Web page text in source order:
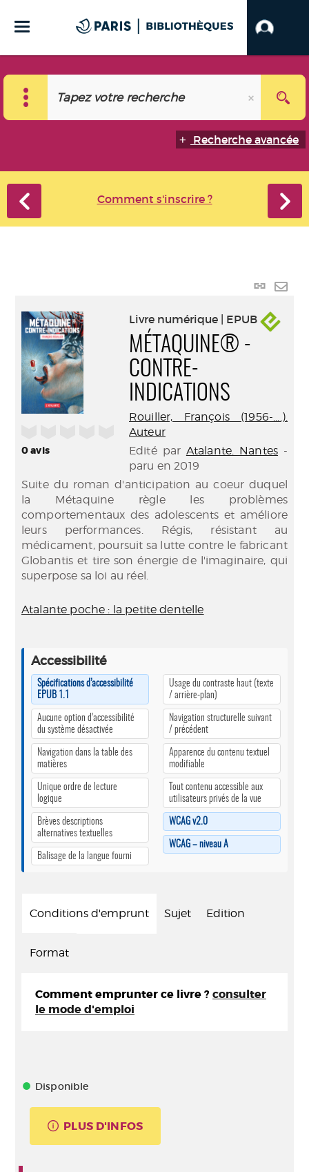
Recherche avancée
Comment s'inscrire ?
Lien
0avis
Livre numérique | EPUB
MÉTAQUINE® -
CONTRE-
INDICATIONS
Rouiller, François (1956-....).
Auteur
Edité par Atalante. Nantes -
paru en 2019
Suite du roman d'anticipation au coeur duquel
la Métaquine règle les problèmes
comportementaux des adolescents et améliore
leurs performances. Régis, résistant au
médicament, poursuit sa lutte contre le fabricant
Globantis et tire son énergie de l'imaginaire, qui
superpose sa loi au réel.
Atalante poche : la petite dentelle
Accessibilité
Spécifications d’accessibilité
EPUB 1.1
Aucune option d’accessibilité
du système désactivée
Navigation dans la table des
matières
Unique ordre de lecture
logique
Brèves descriptions
alternatives textuelles
Balisage de la langue fourni
Usage du contraste haut (texte
/ arrière-plan)
Navigation structurelle suivant
/ précédent
Apparence du contenu textuel
modifiable
Tout contenu accessible aux
utilisateurs privés de la vue
WCAG v2.0
WCAG – niveau A
Conditions d'emprunt Sujet Edition
Format
Comment emprunter ce livre ? consulter
le mode d'emploi
Disponible
PLUS D'INFOS